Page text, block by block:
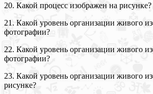
20. Какой процесс изображен на рисунке?
21. Какой уровень организации живого
фотографии?
22. Какой уровень организации живого
фотографии?
23. Какой уровень организации живого
рисунке?